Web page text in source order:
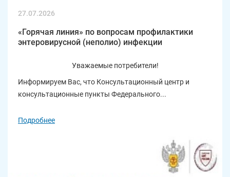
27.07.2026
«Горячая линия» по вопросам профилактики
энтеровирусной (неполио) инфекции
Уважаемые потребители!
Информируем Вас, что Консультационный центр и
консультационные пункты Федерального...
Подробнее